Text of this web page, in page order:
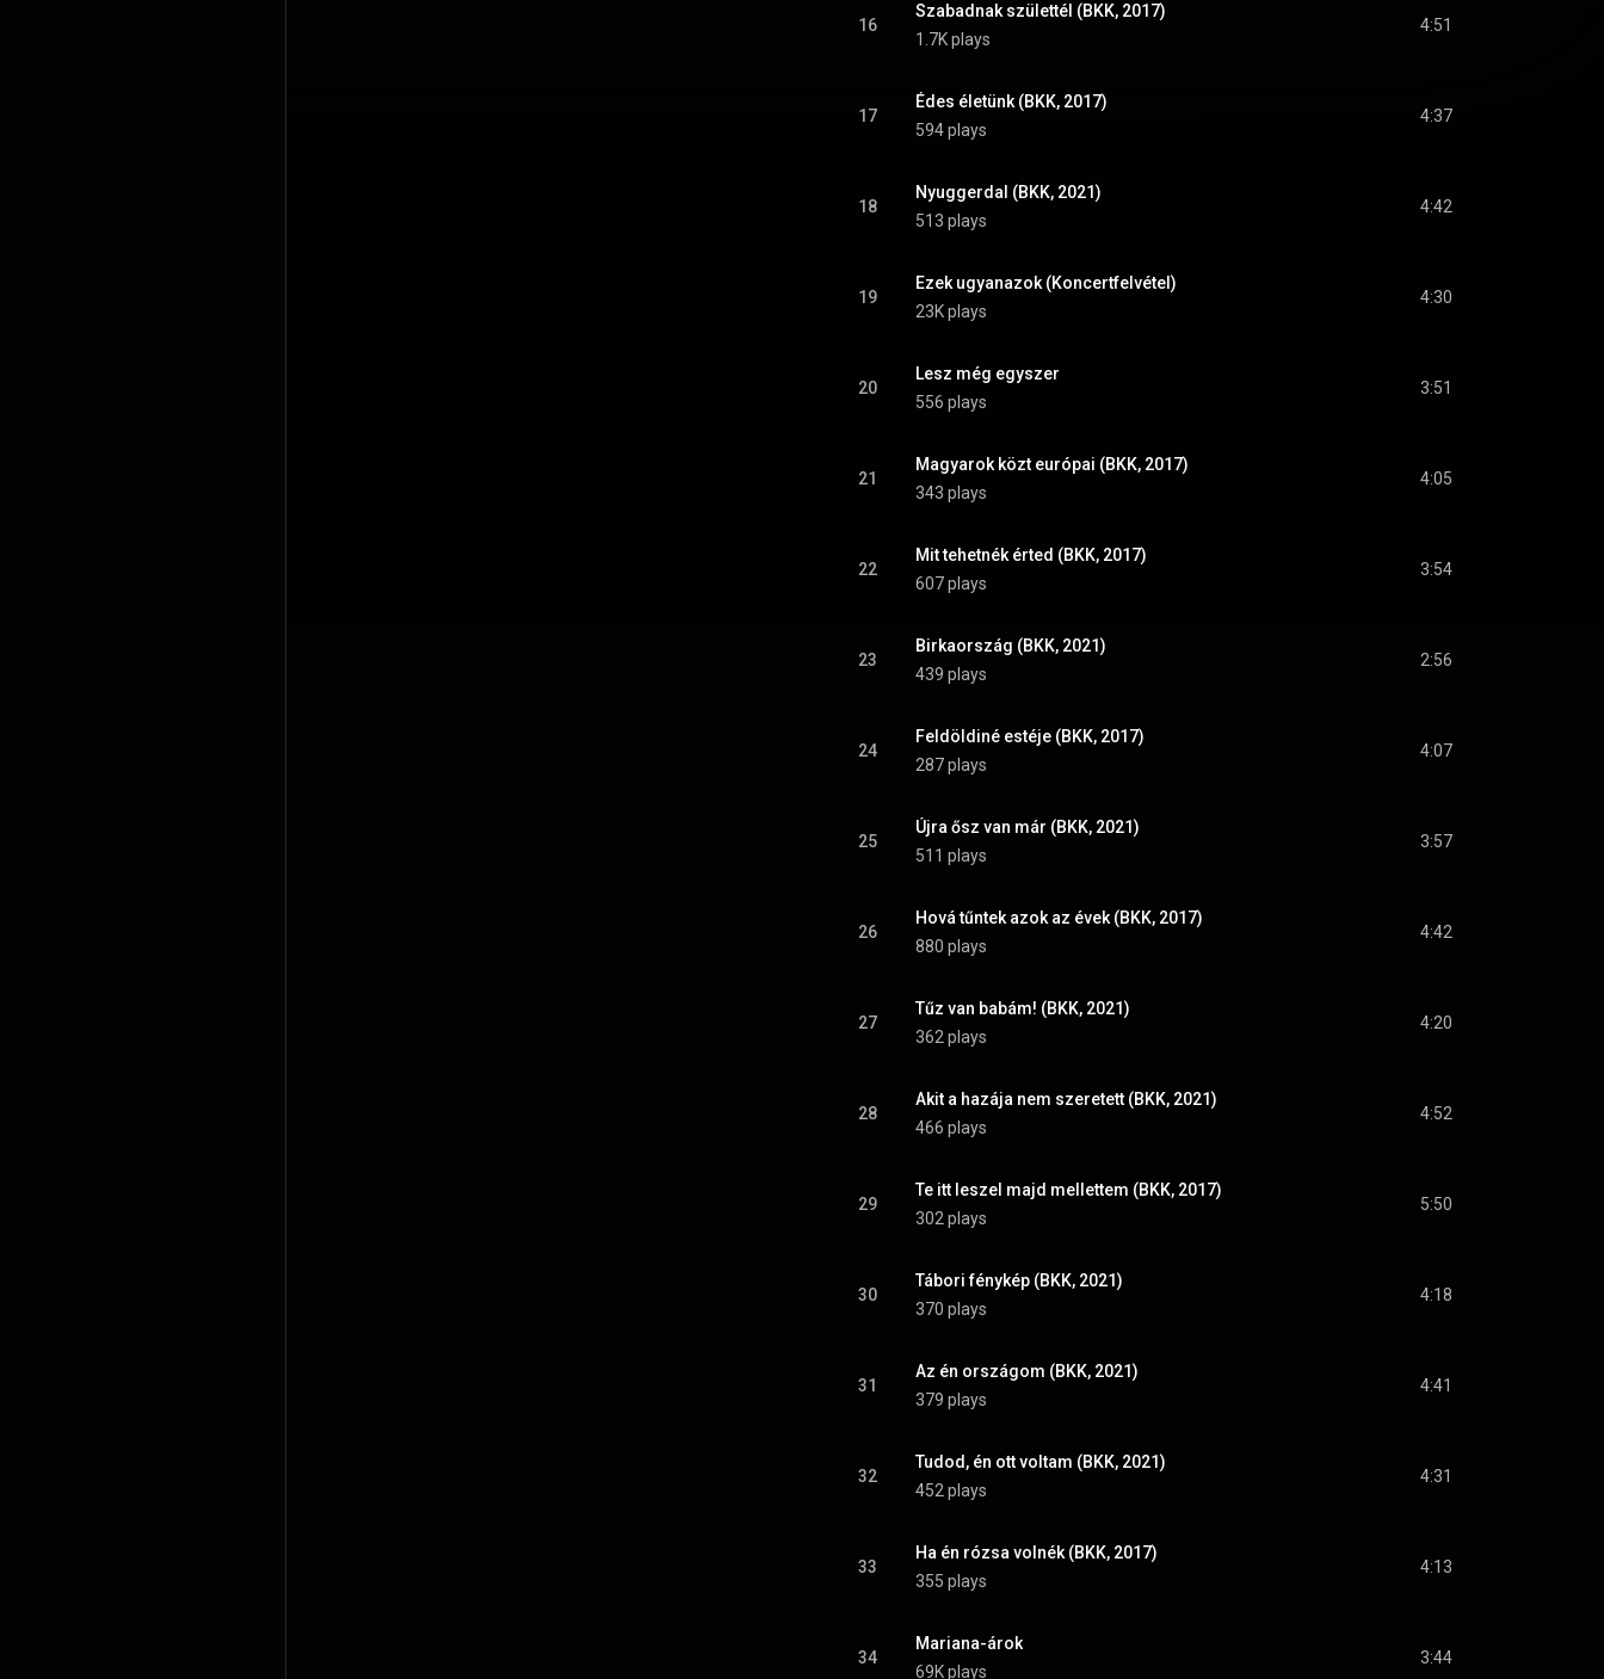
16
Szabadnak születtél (BKK, 2017)
1.7K plays
4:51
17
Édes életünk (BKK, 2017)
594 plays
4:37
18
Nyuggerdal (BKK, 2021)
513 plays
4:42
19
Ezek ugyanazok (Koncertfelvétel)
23K plays
4:30
20
Lesz még egyszer
556 plays
3:51
21
Magyarok közt európai (BKK, 2017)
343 plays
4:05
22
Mit tehetnék érted (BKK, 2017)
607 plays
3:54
23
Birkaország (BKK, 2021)
439 plays
2:56
24
Feldöldiné estéje (BKK, 2017)
287 plays
4:07
25
Újra ősz van már (BKK, 2021)
511 plays
3:57
26
Hová tűntek azok az évek (BKK, 2017)
880 plays
4:42
27
Tűz van babám! (BKK, 2021)
362 plays
4:20
28
Akit a hazája nem szeretett (BKK, 2021)
466 plays
4:52
29
Te itt leszel majd mellettem (BKK, 2017)
302 plays
5:50
30
Tábori fénykép (BKK, 2021)
370 plays
4:18
31
Az én országom (BKK, 2021)
379 plays
4:41
32
Tudod, én ott voltam (BKK, 2021)
452 plays
4:31
33
Ha én rózsa volnék (BKK, 2017)
355 plays
4:13
34
Mariana-árok
69K plays
3:44